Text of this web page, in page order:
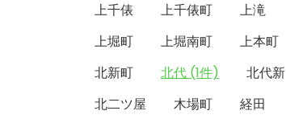
上千俵
上千俵町 上滝
上堀町
上堀南町 上本町
北新町
北代 (1件) 北代新
北二ツ屋
木場町 経田